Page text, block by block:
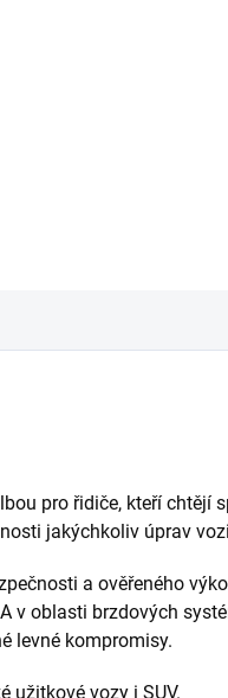
pro řidiče, kteří chtějí
jakýchkoliv úprav
a ověřeného
v oblasti brzdových
levné kompromisy.
užitkové vozy i SUV.